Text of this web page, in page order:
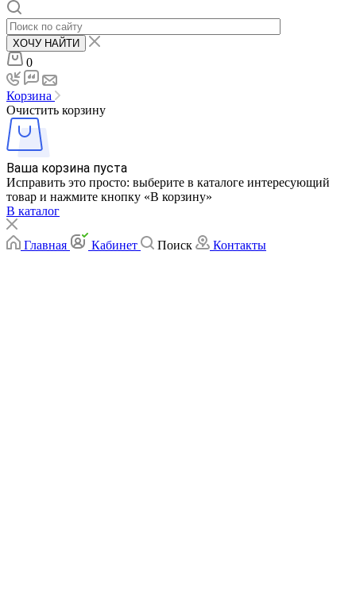
ХОЧУ НАЙТИ
0
Корзина
Очистить корзину
Ваша корзина пуста
Исправить это просто: выберите в каталоге интересующий
товар и нажмите кнопку «В корзину»
В каталог
Главная Кабинет Поиск Контакты